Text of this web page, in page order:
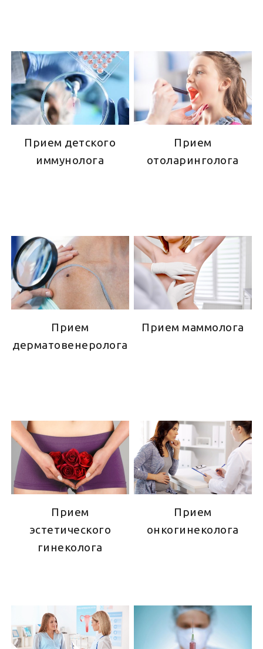
Прием детского
иммунолога
Прием
отоларинголога
Прием
дерматовенеролога
Прием маммолога
Прием
эстетического
гинеколога
Прием
онкогинеколога